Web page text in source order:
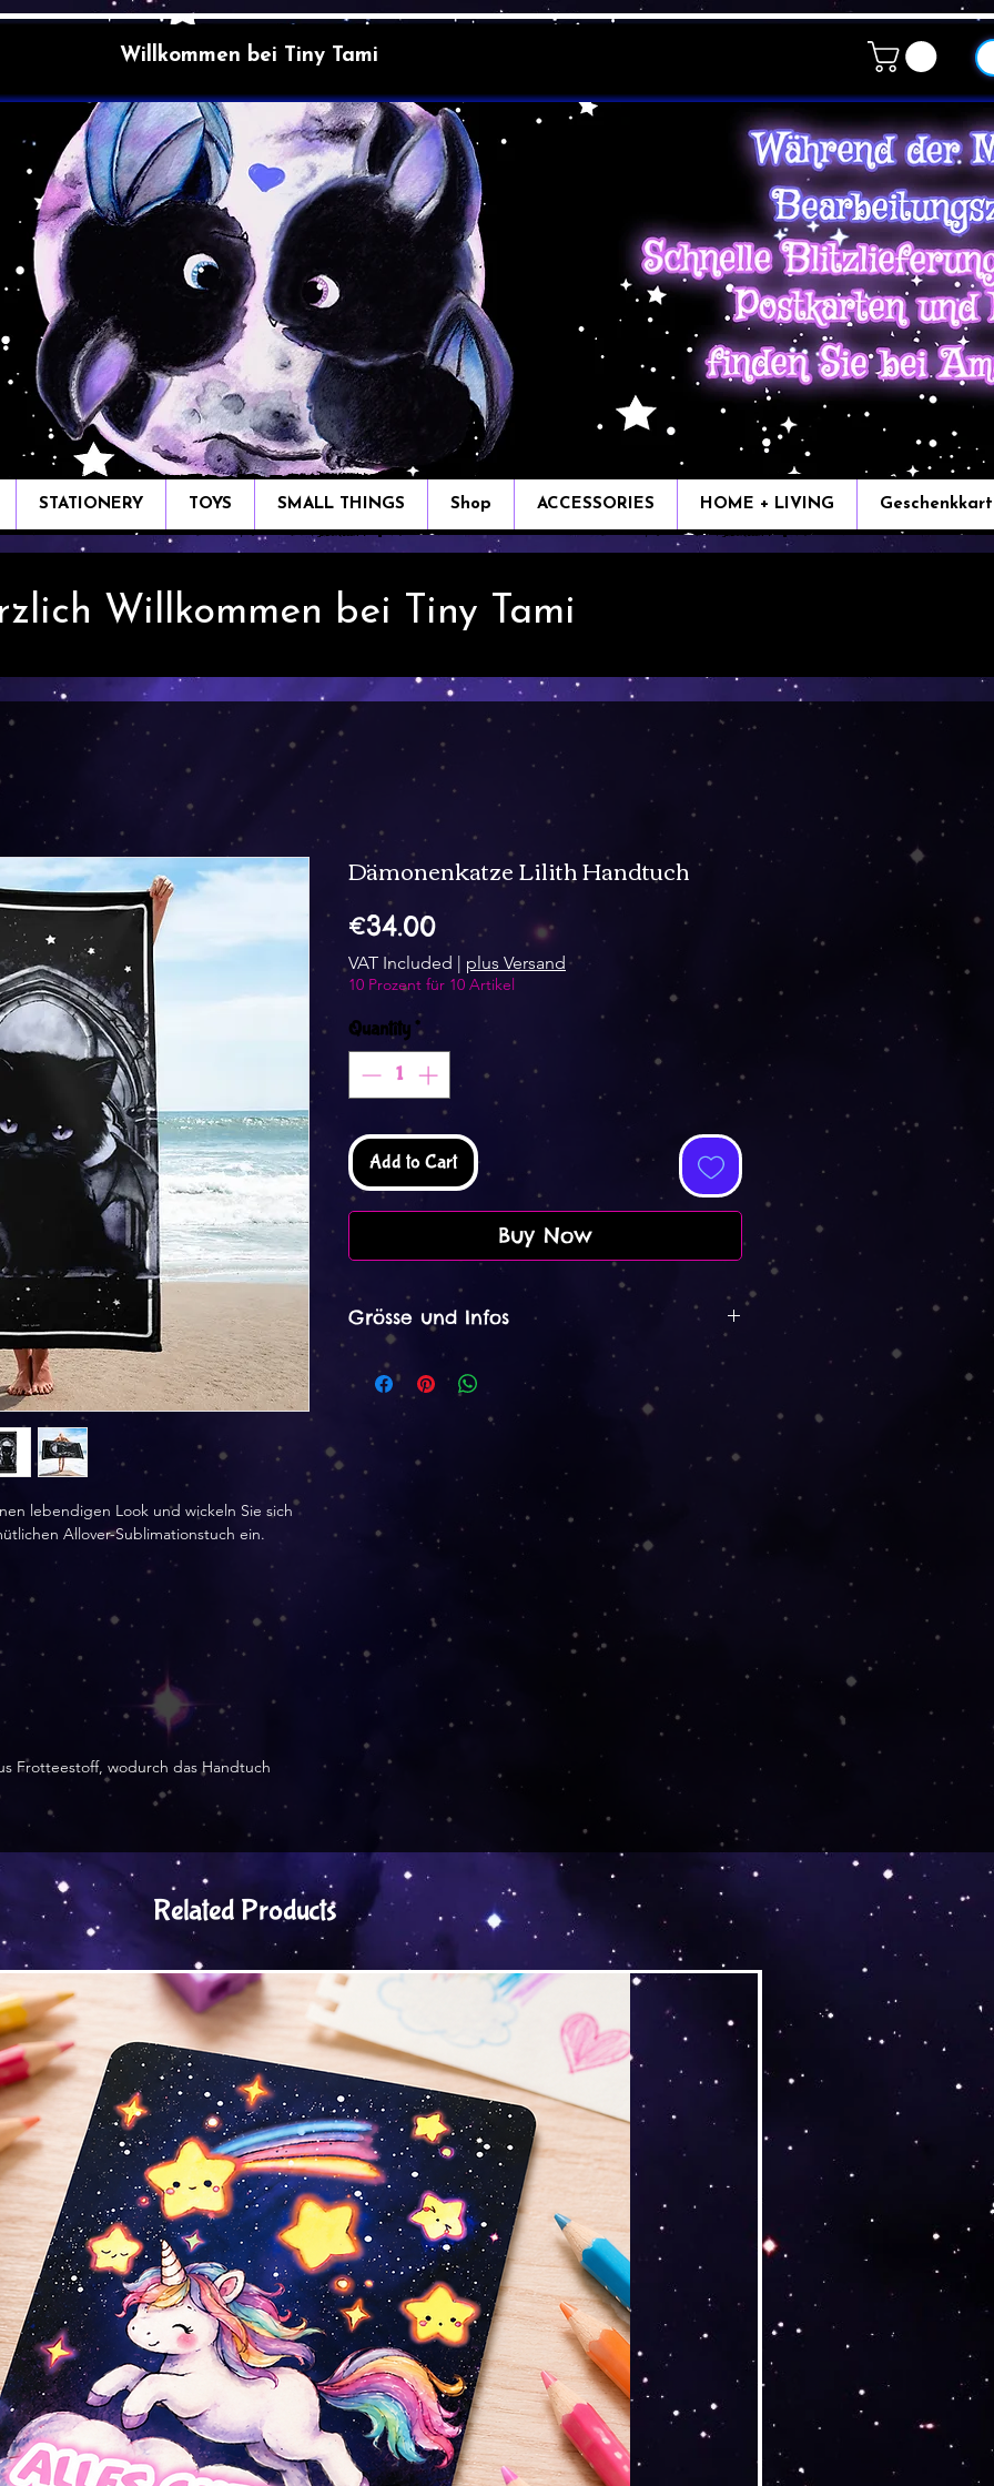
Willkommen bei Tiny Tami
STATIONERY TOYS SMALL THINGS Shop ACCESSORIES HOME + LIVING
Willkommen bei Tiny Tami
lebendigen Look und wickeln Sie sich
Allover-Sublimationstuch ein.
Frotteestoff, wodurch das Handtuch
Dämonenkatze Lilith Handtuch
€34.00Price
VAT Included | plus Versand
10 Prozent für 10 Artikel
Quantity*
Add to Cart
Buy Now
Grösse und Infos
Das Handtuch ist 152 x 76 cm gross.
Dieses Produkt wird im Print on demand
Verfahren hergestellt. Das heisst, es wird nach
Eingang der Bestellung von meiner Partnerfirma
in Lettland hergestellt, gedruckt und von dort
an Sie versendet in einem separaten Paket.
Related Products